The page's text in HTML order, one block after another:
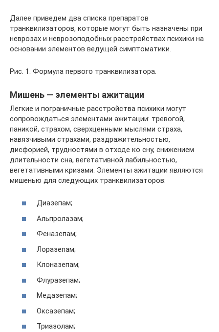
Далее приведем два списка препаратов
транквилизаторов, которые могут быть назначены при
неврозах и неврозоподобных расстройствах психики на
основании элементов ведущей симптоматики.
Рис. 1. Формула первого транквилизатора.
Мишень — элементы ажитации
Легкие и пограничные расстройства психики могут
сопровождаться элементами ажитации: тревогой,
паникой, страхом, сверхценными мыслями страха,
навязчивыми страхами, раздражительностью,
дисфорией, трудностями в отходе ко сну, снижением
длительности сна, вегетативной лабильностью,
вегетативными кризами. Элементы ажитации являются
мишенью для следующих транквилизаторов:
Диазепам;
Альпролазам;
Феназепам;
Лоразепам;
Клоназепам;
Флуразепам;
Медазепам;
Оксазепам;
Триазолам;